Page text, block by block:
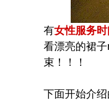
有女性服务
看漂亮的裙
束！！！
下面开始介